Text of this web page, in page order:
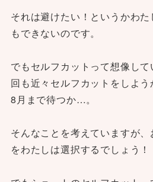
それは避けたい！というかわ
もできないのです。
でもセルフカットって想像し
回も近々セルフカットをしよ
8月まで待つか…。
そんなことを考えていますが
をわたしは選択するでしょう！